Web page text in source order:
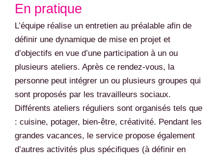
En pratique
L’équipe réalise un entretien au préalable afin de
définir une dynamique de mise en projet et
d’objectifs en vue d’une participation à un ou
plusieurs ateliers. Après ce rendez-vous, la
personne peut intégrer un ou plusieurs groupes qui
sont proposés par les travailleurs sociaux.
Différents ateliers réguliers sont organisés tels que
: cuisine, potager, bien-être, créativité. Pendant les
grandes vacances, le service propose également
d’autres activités plus spécifiques (à définir en